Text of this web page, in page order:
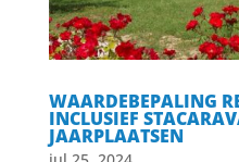
WAARDEBEPALING
INCLUSIEF
JAARPLAATSEN